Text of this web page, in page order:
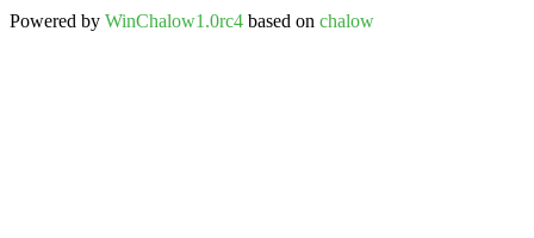
Powered by WinChalow1.0rc4 based on chalow